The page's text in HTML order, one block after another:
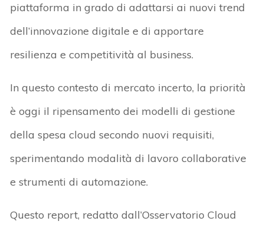
piattaforma in grado di adattarsi ai nuovi trend
dell’innovazione digitale e di apportare
resilienza e competitività al business.
In questo contesto di mercato incerto, la priorità
è oggi il ripensamento dei modelli di gestione
della spesa cloud secondo nuovi requisiti,
sperimentando modalità di lavoro collaborative
e strumenti di automazione.
Questo report, redatto dall’Osservatorio Cloud